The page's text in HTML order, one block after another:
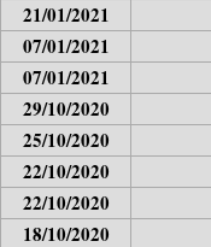
21/01/2021
07/01/2021
07/01/2021
29/10/2020
25/10/2020
22/10/2020
22/10/2020
18/10/2020